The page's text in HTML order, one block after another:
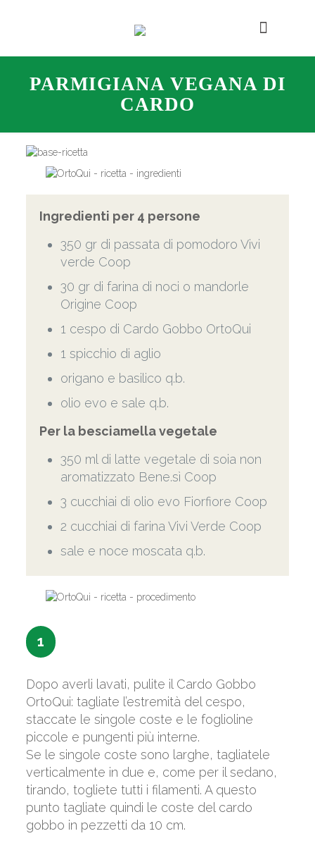
PARMIGIANA VEGANA DI
CARDO
Ingredienti per 4 persone
350 gr di passata di pomodoro Vivi
verde Coop
30 gr di farina di noci o mandorle
Origine Coop
1 cespo di Cardo Gobbo OrtoQui
1 spicchio di aglio
origano e basilico q.b.
olio evo e sale q.b.
Per la besciamella vegetale
350 ml di latte vegetale di soia non
aromatizzato Bene.sì Coop
3 cucchiai di olio evo Fiorfiore Coop
2 cucchiai di farina Vivi Verde Coop
sale e noce moscata q.b.
1
Dopo averli lavati, pulite il Cardo Gobbo
OrtoQui: tagliate l’estremità del cespo,
staccate le singole coste e le foglioline
piccole e pungenti più interne.
Se le singole coste sono larghe, tagliatele
verticalmente in due e, come per il sedano,
tirando, togliete tutti i filamenti. A questo
punto tagliate quindi le coste del cardo
gobbo in pezzetti da 10 cm.